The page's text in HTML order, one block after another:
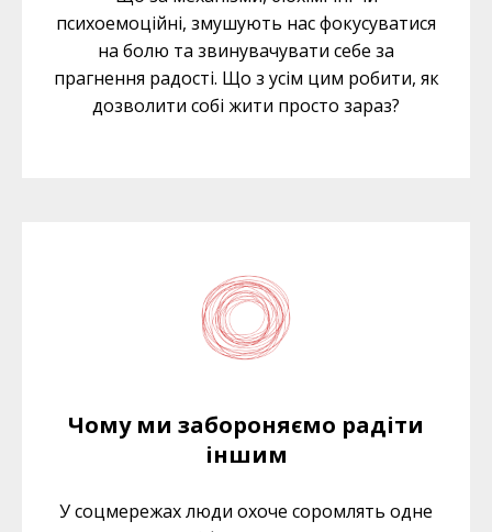
психоемоційні, змушують нас фокусуватися
на болю та звинувачувати себе за
прагнення радості. Що з усім цим робити, як
дозволити собі жити просто зараз?
Чому ми забороняємо радіти
іншим
У соцмережах люди охоче соромлять одне